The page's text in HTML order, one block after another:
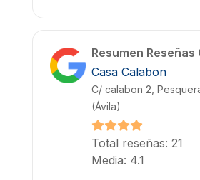
Resumen Reseñas
Casa Calabon
C/ calabon 2,
(Ávila)
Total reseñas: 21
Media: 4.1